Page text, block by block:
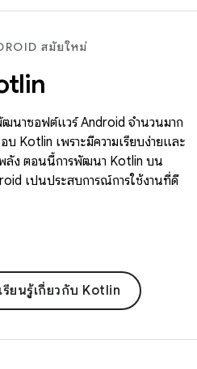
สมัยใหม่
นาซอฟต์แวร์ Android จำนวนมาก
บ Kotlin เพราะมีความเรียบง่ายและ
ลัง ตอนนี้การพัฒนา Kotlin บน
เป็นประสบการณ์การใช้งานที่ดี
เรียนรู้เกี่ยวกับ Kotlin